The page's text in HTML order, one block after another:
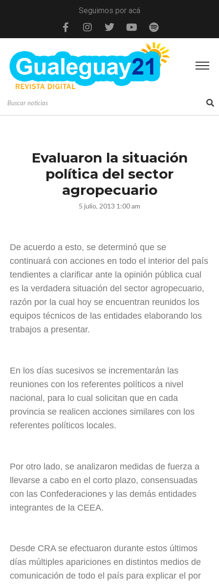
Seguimos por acá
Evaluaron la situación
política del sector
agropecuario
5 julio, 2013 1:00 am
De acuerdo a esto, se determinó que se
continuará con acciones en todo el interior del país
tendientes a clarificar ante la opinión pública cual
es la verdadera situación del sector agropecuario,
razón por la cual hoy se encuentran reunidos los
equipos técnicos de las entidades elaborando los
trabajos a presentar.
En los días sucesivos se incrementarán las
reuniones con los referentes políticos a nivel
nacional, para lo cual solicitan que en cada
provincia se realicen acciones similares con los
referentes políticos locales.
Por otro lado, se analizaron medidas de fuerza a
llevarse a cabo en el corto plazo, consensuadas
con las Confederaciones y las demás entidades
integrantes de la CEEA.
Desde CRA se efectuaron durante estos últimos
días múltiples apariciones en distintos medios de
comunicación de todo el país para explicar el por